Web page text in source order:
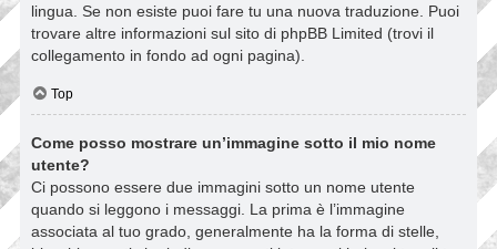
lingua. Se non esiste puoi fare tu una nuova traduzione. Puoi
trovare altre informazioni sul sito di phpBB Limited (trovi il
collegamento in fondo ad ogni pagina).
Top
Come posso mostrare un’immagine sotto il mio nome
utente?
Ci possono essere due immagini sotto un nome utente
quando si leggono i messaggi. La prima è l’immagine
associata al tuo grado, generalmente ha la forma di stelle,